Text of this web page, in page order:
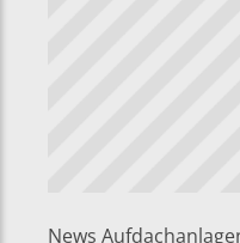
News